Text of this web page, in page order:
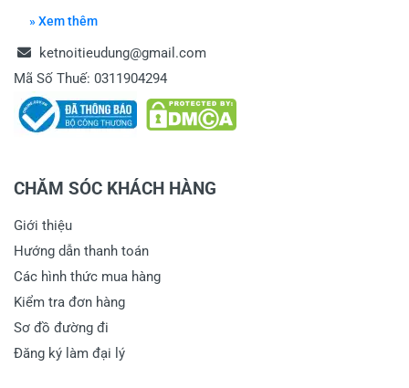
» Xem thêm
ketnoitieudung@gmail.com
Mã Số Thuế: 0311904294
CHĂM SÓC KHÁCH HÀNG
Giới thiệu
Hướng dẫn thanh toán
Các hình thức mua hàng
Kiểm tra đơn hàng
Sơ đồ đường đi
Đăng ký làm đại lý